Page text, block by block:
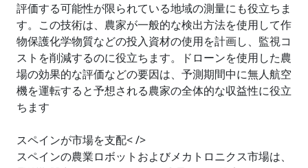
評価する可能性が限られている地域の測量にも役立ちま
す。この技術は、農家が一般的な検出方法を使用して作
物保護化学物質などの投入資材の使用を計画し、監視コ
ストを削減するのに役立ちます。ドローンを使用した農
場の効果的な評価などの要因は、予測期間中に無人航空
機を運転すると予想される農家の全体的な収益性に役立
ちます
スペインが市場を支配< />
スペインの農業ロボットおよびメカトロニクス市場は、